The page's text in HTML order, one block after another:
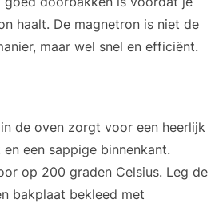
haalt. De magnetron is niet de
maar wel snel en efficiënt.
de oven zorgt voor een heerlijk
een sappige binnenkant.
op 200 graden Celsius. Leg de
bakplaat bekleed met